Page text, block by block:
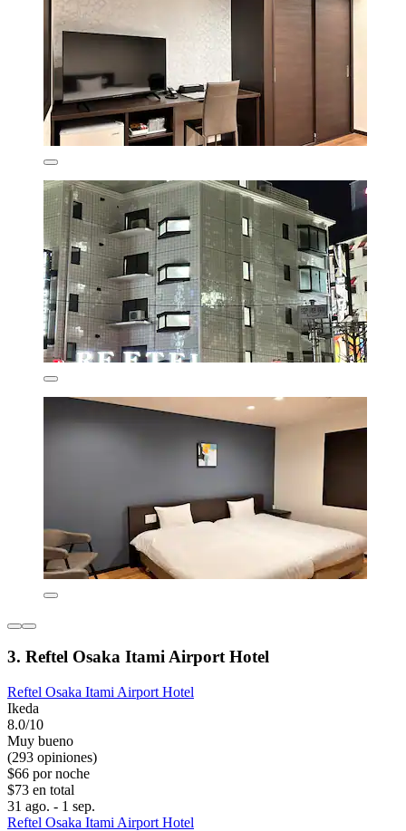
3. Reftel Osaka Itami Airport Hotel
Reftel Osaka Itami Airport Hotel
Ikeda
8.0/10
Muy bueno
(293 opiniones)
$66 por noche
$73 en total
31 ago. - 1 sep.
Reftel Osaka Itami Airport Hotel